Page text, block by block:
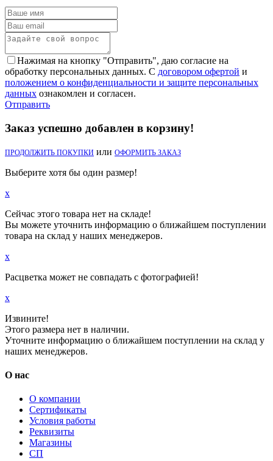
Нажимая на кнопку "Отправить", даю согласие на
обработку персональных данных. С договором офертой и
положением о конфиденциальности и защите персональных
данных ознакомлен и согласен.
Отправить
Заказ успешно добавлен в корзину!
ПРОДОЛЖИТЬ ПОКУПКИ или ОФОРМИТЬ ЗАКАЗ
Выберите хотя бы один размер!
x
Сейчас этого товара нет на складе!
Вы можете уточнить информацию о ближайшем поступлении
товара на склад у наших менеджеров.
x
Расцветка может не совпадать с фотографией!
x
Извините!
Этого размера нет в наличии.
Уточните информацию о ближайшем поступлении на склад у
наших менеджеров.
О нас
О компании
Сертификаты
Условия работы
Реквизиты
Магазины
СП